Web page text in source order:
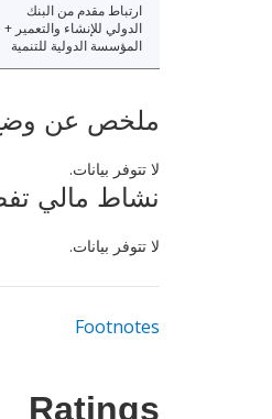
ارتباط مقدم من البنك
الدولي للإنشاء والتعمير +
المؤسسة الدولية للتنمية
ملخص عن وضع
لا تتوفر بيانات.
نشاط مالي تفصيلي
لا تتوفر بيانات.
Footnotes